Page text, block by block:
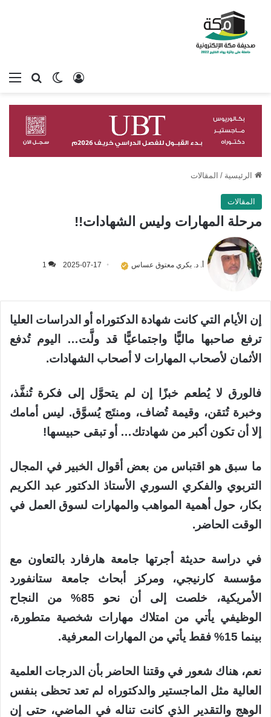
بحثالوضع
تسجيل الدخول
الرئيسية / المقالات
المقالات
مرحلة المهارات وليس الشهادات!!
أ. د. بكري معتوق عساس 2025-07-17
1
إن الأيام التي كانت شهادة الدكتوراه أو الدراسات العليا
ترفع صاحبها ماليًّا واجتماعيًّا قد ولَّت… اليوم تُدفع
الأثمان لأصحاب المهارات لا أصحاب الشهادات.
فالورق لا يُطعم خبزًا إن لم يتحوَّل إلى فكرة تُنفَّذ،
وخبرة تُتقن، وقيمة تُضاف، ومنتَج يُسوَّق. ليس أمامك
إلا أن تكون أكبر من شهادتك… أو تبقى حبيسها!
ما سبق هو اقتباس من بعض أقوال الخبير في المجال
التربوي والفكري السوري الأستاذ الدكتور عبد الكريم
بكار، حول أهمية المواهب والمهارات لسوق العمل في
الوقت الحاضر.
في دراسة حديثة أجرتها جامعة هارفارد بالتعاون مع
مؤسسة كارنيجي، ومركز أبحاث جامعة ستانفورد
الأمريكية، خلصت إلى أن نحو 85% من النجاح
الوظيفي يأتي من امتلاك مهارات شخصية متطورة،
بينما 15% فقط يأتي من المهارات المعرفية.
نعم، هناك شعور في وقتنا الحاضر بأن الدرجات العلمية
العالية مثل الماجستير والدكتوراه لم تعد تحظى بنفس
الوهج والتقدير الذي كانت تناله في الماضي، حتى إن